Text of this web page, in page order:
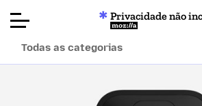
produtos
Privacidade não
Mozilla
Todas as categorias